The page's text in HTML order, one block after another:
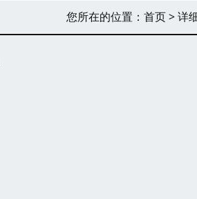
您所在的位置： 首页> 详